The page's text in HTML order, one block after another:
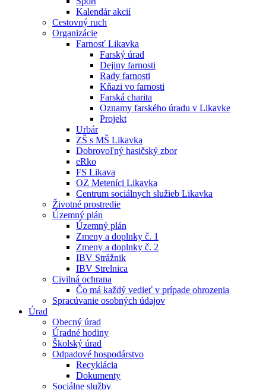
Kalendár akcií
Cestovný ruch
Organizácie
Farnosť Likavka
Farský úrad
Dejiny farnosti
Rady farnosti
Kňazi vo farnosti
Farská charita
Oznamy farského úradu v Likavke
Projekt
Urbár
ZŠ s MŠ Likavka
Dobrovoľný hasičský zbor
eRko
FS Likava
OZ Meteníci Likavka
Centrum sociálnych služieb Likavka
Životné prostredie
Územný plán
Územný plán
Zmeny a doplnky č. 1
Zmeny a doplnky č. 2
IBV Strážnik
IBV Strelnica
Civilná ochrana
Čo má každý vedieť v prípade ohrozenia
Spracúvanie osobných údajov
Úrad
Obecný úrad
Úradné hodiny
Školský úrad
Odpadové hospodárstvo
Recyklácia
Dokumenty
Sociálne služby